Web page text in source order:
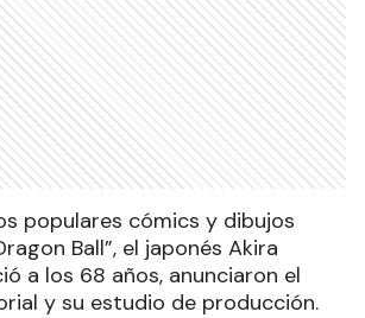
populares cómics y dibujos
Ball”, el japonés Akira
a los 68 años, anunciaron el
y su estudio de producción.